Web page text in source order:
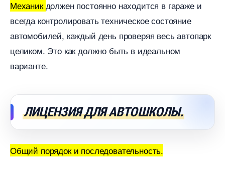
Механикдолжен постоянно находится в гараже и
сегда контролировать техническое состояние
автомобилей, каждый день проверяя весь автопарк
целиком. Это как должно быть в идеальном
арианте.
ЛИЦЕНЗИЯ ДЛЯ АВТОШКОЛЫ.
Общий порядок и последовательность.